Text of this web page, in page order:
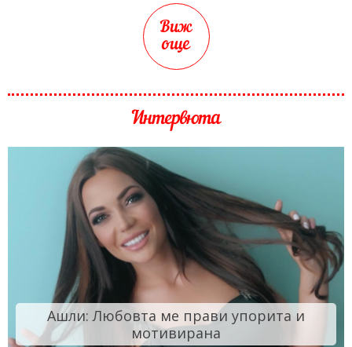
Виж
още
Интервюта
Ашли: Любовта ме прави упорита и
мотивирана